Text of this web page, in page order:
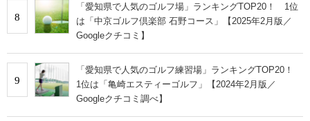
8
「愛知県で人気のゴルフ場」ランキングTOP20！ 1位
は「中京ゴルフ倶楽部 石野コース」【2025年2月版／
Googleクチコミ】
9
「愛知県で人気のゴルフ練習場」ランキングTOP20！
1位は「亀崎エスティーゴルフ」【2024年2月版／
Googleクチコミ調べ】